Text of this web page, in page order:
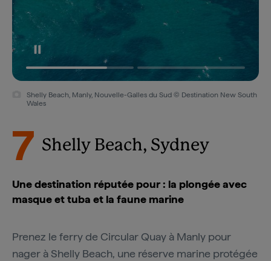
Shelly Beach, Manly, Nouvelle-Galles du Sud © Destination New South
Wales
7 Shelly Beach, Sydney
Une destination réputée pour : la plongée avec
masque et tuba et la faune marine
Prenez le ferry de Circular Quay à Manly pour
nager à Shelly Beach, une réserve marine protégée